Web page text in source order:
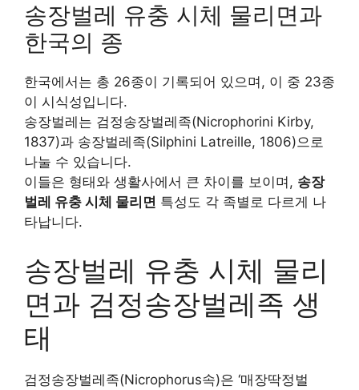
송장벌레 유충 시체 물리면과
한국의 종
한국에서는 총 26종이 기록되어 있으며, 이 중 23종
이 시식성입니다.
송장벌레는 검정송장벌레족(Nicrophorini Kirby,
1837)과 송장벌레족(Silphini Latreille, 1806)으로
나눌 수 있습니다.
이들은 형태와 생활사에서 큰 차이를 보이며, 송장
벌레 유충 시체 물리면 특성도 각 족별로 다르게 나
타납니다.
송장벌레 유충 시체 물리
면과 검정송장벌레족 생
태
검정송장벌레족(Nicrophorus속)은 ‘매장딱정벌